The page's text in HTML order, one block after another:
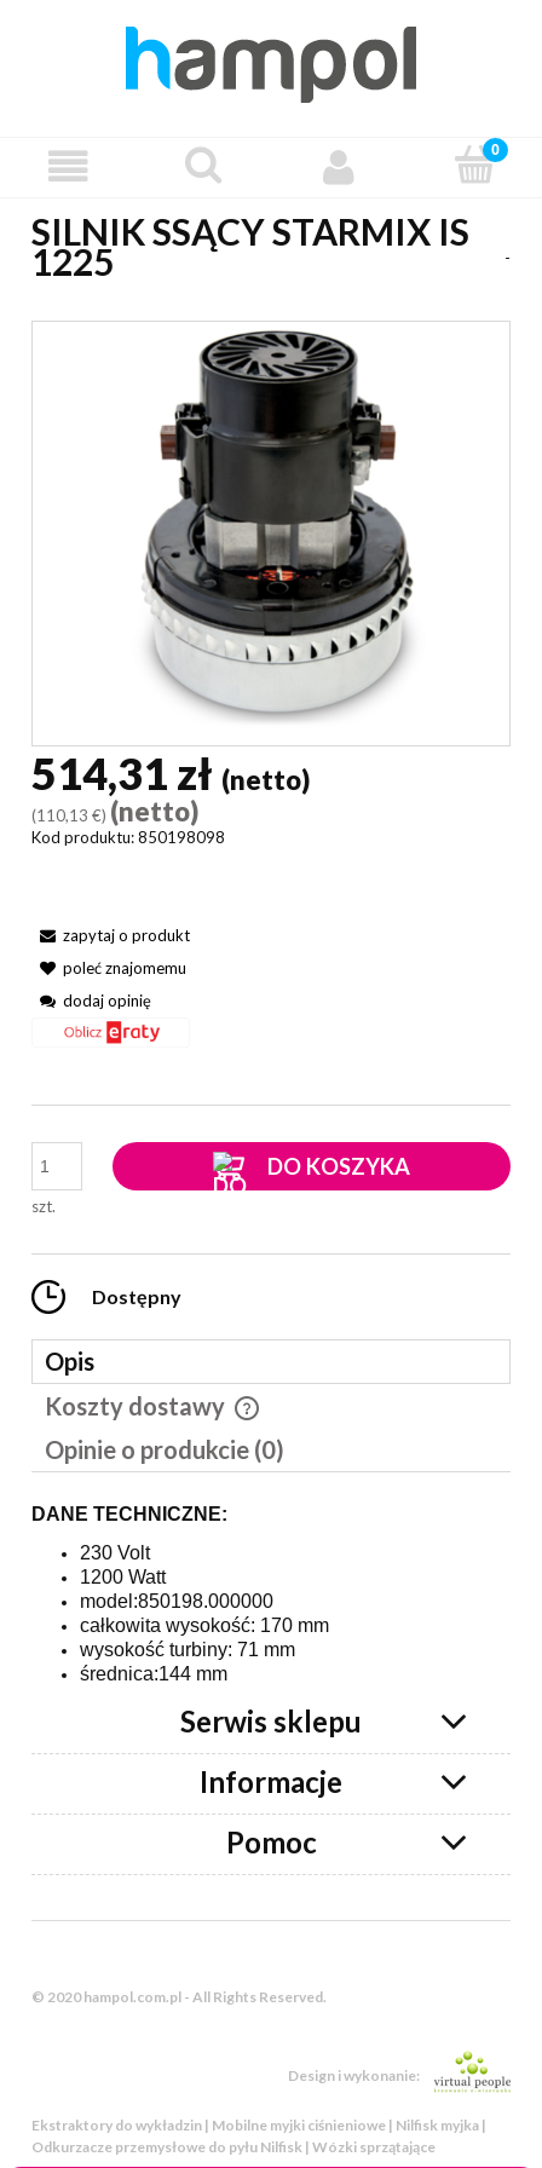
SILNIK SSĄCY STARMIX IS
1225 -
514,31 zł (netto)
(110,13 €) (netto)
Kod produktu:850198098
zapytaj o produkt
poleć znajomemu
dodaj opinię
szt.
DO KOSZYKA
Dostępny
Opis
Koszty dostawy
Cena nie zawiera ewentualnych kosztów płatności
Opinie o produkcie (0)
DANE TECHNICZNE:
230 Volt
1200 Watt
model:850198.000000
całkowita wysokość: 170 mm
wysokość turbiny: 71 mm
średnica:144 mm
Serwis sklepu
Informacje
Pomoc
© 2020 hampol.com.pl - All Rights Reserved.
Design i wykonanie:
Ekstraktory do wykładzin | Mobilne myjki ciśnieniowe | Nilfisk myjka |
Odkurzacze przemysłowe do pyłu Nilfisk | Wózki sprzątające